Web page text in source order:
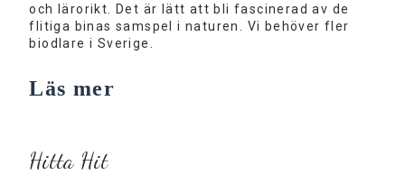
och lärorikt. Det är lätt att bli fascinerad av de
flitiga binas samspel i naturen. Vi behöver fler
biodlare i Sverige.
Läs mer
Hitta Hit